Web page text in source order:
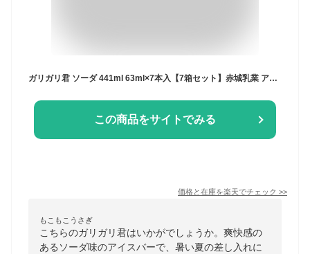
ガリガリ君 ソーダ 441ml 63ml×7本入【7箱セット】赤城乳業 アイスクリーム アイス セット かき氷 ガリガリくん アイスキャンディ アイスバー ソーダ味 氷菓 スイーツ AKAGI まとめ買い ギフト プレゼント
この商品をサイトでみる
価格と在庫を楽天でチェック >>
もこもこうさぎ
こちらのガリガリ君はいかがでしょうか。爽快感の
あるソーダ味のアイスバーで、暑い夏の差し入れに